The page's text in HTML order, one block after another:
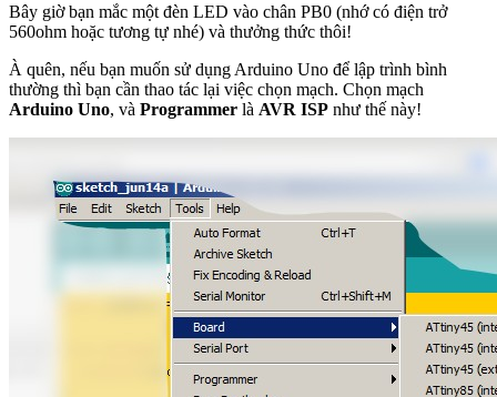
Bây giờ bạn mắc một đèn LED vào chân PB0 (nhớ có điện trở
560ohm hoặc tương tự nhé) và thưởng thức thôi!
À quên, nếu bạn muốn sử dụng Arduino Uno để lập trình bình
thường thì bạn cần thao tác lại việc chọn mạch. Chọn mạch
Arduino Uno, và Programmer là AVR ISP như thế này!